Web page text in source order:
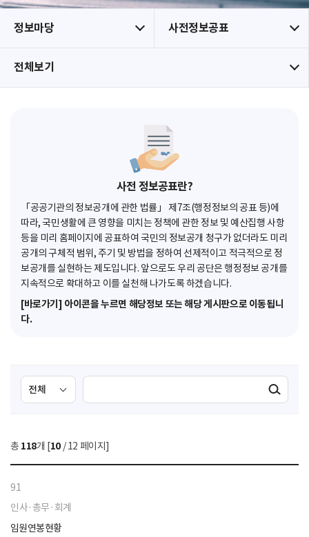
정보마당 사전정보공표
전체보기
사전 정보공표란?
「공공기관의 정보공개에 관한 법률」 제7조(행정정보의 공표 등)에
따라, 국민생활에 큰 영향을 미치는 정책에 관한 정보 및 예산집행 사항
등을 미리 홈페이지에 공표하여 국민의 정보공개 청구가 없더라도 미리
공개의 구체적 범위, 주기 및 방법을 정하여 선제적이고 적극적으로 정
보공개를 실현하는 제도입니다. 앞으로도 우리 공단은 행정정보 공개를
지속적으로 확대하고 이를 실천해 나가도록 하겠습니다.
[바로가기] 아이콘을 누르면 해당정보 또는 해당 게시판으로 이동됩니
다.
검
색
선
택
색
검색실행
총 118개 [10 / 12 페이지]
91
인사·총무·회계
임원연봉현황